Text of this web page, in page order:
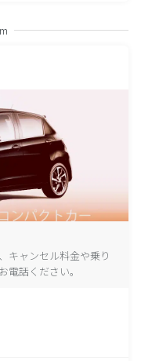
キャンセル料金や乗り
話ください。